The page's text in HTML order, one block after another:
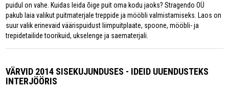
puidul on vahe. Kuidas leida õige puit oma kodu jaoks? Stragendo OÜ
pakub laia valikut puitmaterjale treppide ja mööbli valmistamiseks. Laos on
suur valik erinevaid väärispuidust liimpuitplaate, spoone, mööbli- ja
trepidetailide toorikuid, ukselenge ja saematerjali.
VÄRVID 2014 SISEKUJUNDUSES - IDEID UUENDUSTEKS
INTERJÖÖRIS